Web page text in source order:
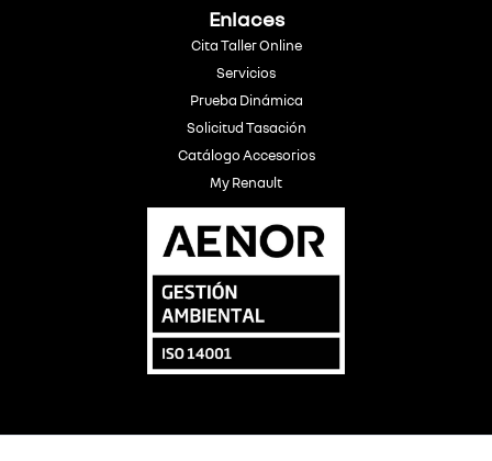
Enlaces
Cita Taller Online
Servicios
Prueba Dinámica
Solicitud Tasación
Catálogo Accesorios
My Renault